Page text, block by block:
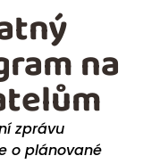
zprávu
o plánované
na